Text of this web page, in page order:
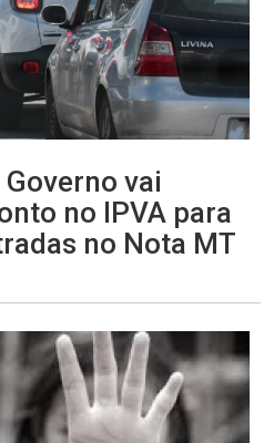
Governo vai
no IPVA para
no Nota MT